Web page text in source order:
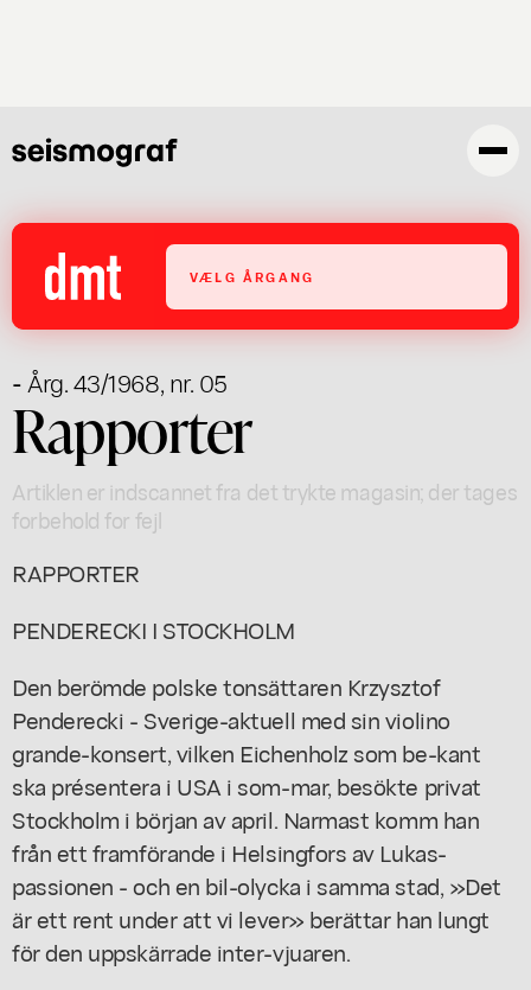
VÆLG ÅRGANG
- Årg. 43/1968, nr. 05
Rapporter
Artiklen er indscannet fra det trykte magasin; der tages
forbehold for fejl
RAPPORTER
PENDERECKI I STOCKHOLM
Den berömde polske tonsättaren Krzysztof
Penderecki - Sverige-aktuell med sin violino
grande-konsert, vilken Eichenholz som be-kant
ska présentera i USA i som-mar, besökte privat
Stockholm i början av april. Narmast komm han
från ett framförande i Helsingfors av Lukas-
passionen - och en bil-olycka i samma stad, »Det
är ett rent under att vi lever» berättar han lungt
för den uppskärrade inter-vjuaren.